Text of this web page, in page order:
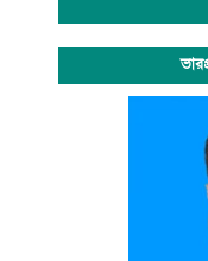
অপ্রতিরোধ্য অগ্রযাত্রায়
শিক্ষার্থীদের উৎসাহ প্রদানেও
সাংস্কৃতিক বিকাশ, প্রগতিশীল
ধারণ করে আমাদের এই
গুণিজনসহ সংশ্লিষ্ট সকলের
সর্বাঙ্গীন উন্নতি ও
মূল্যবান পরামর্শ ও